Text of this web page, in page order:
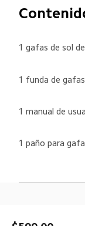
1 gafas de sol
1 funda de gafas
1 manual de
1 paño para